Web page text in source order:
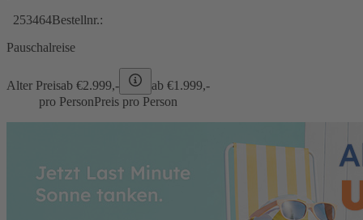
253464Bestellnr.:
Pauschalreise
Alter Preisab €2.999,- ab €1.999,-
pro PersonPreis pro Person